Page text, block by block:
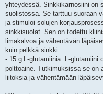
yhteydessä. Sinkkikarnosiini on
suolistossa. Se tarttuu suoraan
ja stimuloi solujen
sinkkisuolat. Sen on todettu
limakalvoa ja vähentävän
kuin pelkkä sinkki.
- 15 g L-glutamiinia. L-glutamiini
polttoaine. Tutkimuksissa se on
liitoksia ja vähentämään